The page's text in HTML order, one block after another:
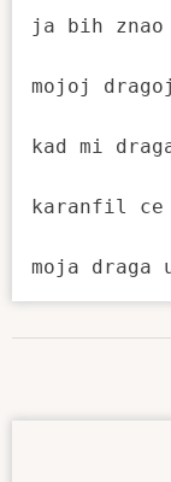
ja bih
mojoj
kad mi
karanfil